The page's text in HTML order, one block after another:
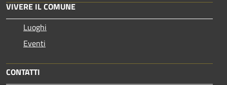
VIVERE IL COMUNE
Luoghi
Eventi
CONTATTI